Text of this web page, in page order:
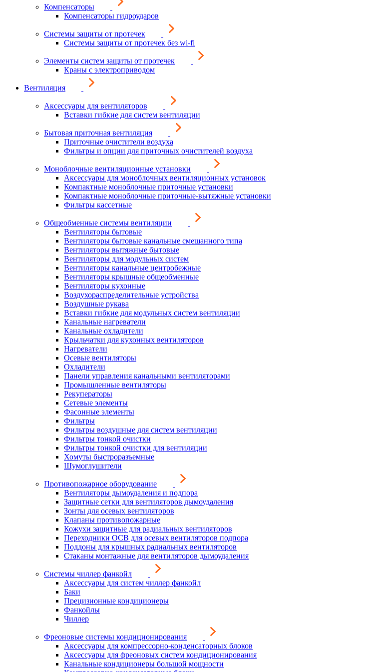
Компенсаторы
Компенсаторы гидроударов
Системы защиты от протечек
Системы защиты от протечек без wi-fi
Элементы систем защиты от протечек
Краны с электроприводом
Вентиляция
Аксессуары для вентиляторов
Вставки гибкие для систем вентиляции
Бытовая приточная вентиляция
Приточные очистители воздуха
Фильтры и опции для приточных очистителей воздуха
Моноблочные вентиляционные установки
Аксессуары для моноблочных вентиляционных установок
Компактные моноблочные приточные установки
Компактные моноблочные приточные-вытяжные установки
Фильтры кассетные
Общеобменные системы вентиляции
Вентиляторы бытовые
Вентиляторы бытовые канальные смешанного типа
Вентиляторы вытяжные бытовые
Вентиляторы для модульных систем
Вентиляторы канальные центробежные
Вентиляторы крышные общеобменные
Вентиляторы кухонные
Воздухораспределительные устройства
Воздушные рукава
Вставки гибкие для модульных систем вентиляции
Канальные нагреватели
Канальные охладители
Крыльчатки для кухонных вентиляторов
Нагреватели
Осевые вентиляторы
Охладители
Панели управления канальными вентиляторами
Промышленные вентиляторы
Рекуператоры
Сетевые элементы
Фасонные элементы
Фильтры
Фильтры воздушные для систем вентиляции
Фильтры тонкой очистки
Фильтры тонкой очистки для вентиляции
Хомуты быстроразъемные
Шумоглушители
Противопожарное оборудование
Вентиляторы дымоудаления и подпора
Защитные сетки для вентиляторов дымоудаления
Зонты для осевых вентиляторов
Клапаны противопожарные
Кожухи защитные для радиальных вентиляторов
Переходники ОСВ для осевых вентиляторов подпора
Поддоны для крышных радиальных вентиляторов
Стаканы монтажные для вентиляторов дымоудаления
Системы чиллер фанкойл
Аксессуары для систем чиллер фанкойл
Баки
Прецизионные кондиционеры
Фанкойлы
Чиллер
Фреоновые системы кондиционирования
Аксессуары для компрессорно-конденсаторных блоков
Аксессуары для фреоновых систем кондиционирования
Канальные кондиционеры большой мощности